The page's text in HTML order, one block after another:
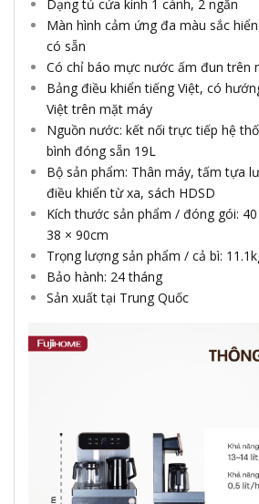
Dạng tủ cửa kính 1 cánh, 2 ngăn
Màn hình cảm ứng đa màu sắc
có sẵn
Có chỉ báo mực nước ấm đun trên
Bảng điều khiển tiếng Việt, có
Việt trên mặt máy
Nguồn nước: kết nối trực tiếp hệ
bình đóng sẵn 19L
Bộ sản phẩm: Thân máy, tấm tựa
điều khiển từ xa, sách HDSD
Kích thước sản phẩm / đóng gói:
38 × 90cm
Trọng lượng sản phẩm / cả bì:
Bảo hành: 24 tháng
Sản xuất tại Trung Quốc